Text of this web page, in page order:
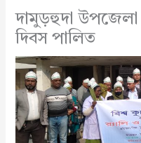
দামুড়হুদা উপজেলা
দিবস পালিত